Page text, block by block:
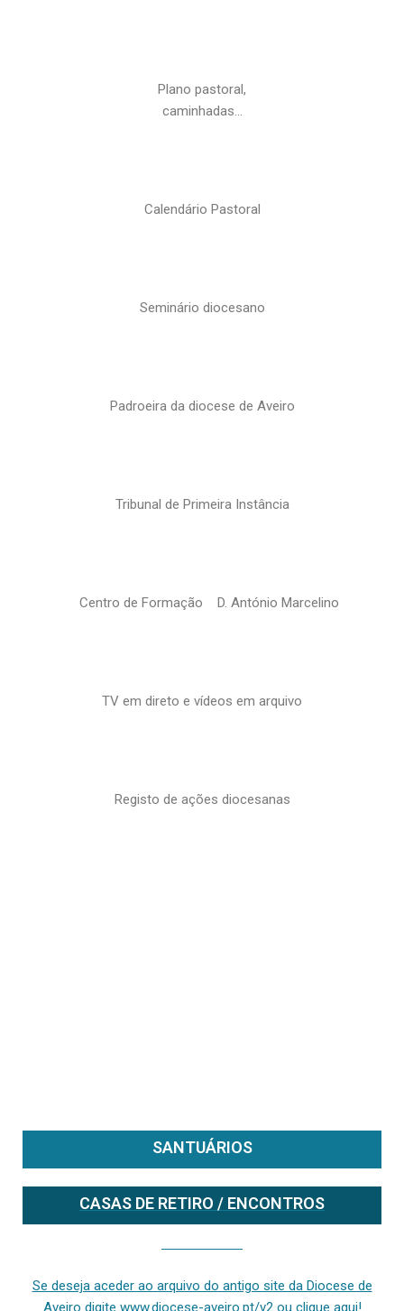
Plano pastoral,
caminhadas…
Calendário Pastoral
Seminário diocesano
Padroeira da diocese de Aveiro
Tribunal de Primeira Instância
Centro de Formação D. António Marcelino
TV em direto e vídeos em arquivo
Registo de ações diocesanas
SANTUÁRIOS
CASAS DE RETIRO / ENCONTROS
Se deseja aceder ao arquivo do antigo site da Diocese de
Aveiro digite www.diocese-aveiro.pt/v2 ou clique aqui!